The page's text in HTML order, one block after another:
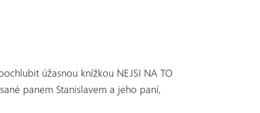
úžasnou knížkou NEJSI NA TO
panem Stanislavem a jeho paní,